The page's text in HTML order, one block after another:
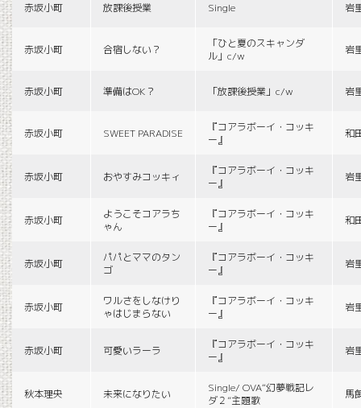
赤坂小町 放課後授業 Single 岩
赤坂小町 合宿しない？
「ひと夏のスキャンダ
ル」c/w
岩
赤坂小町 準備はOK？ 「放課後授業」c/w 岩
赤坂小町 SWEET PARADISE
『コアラボーイ・コッキ
ー』
和
赤坂小町 おやすみコッキィ
『コアラボーイ・コッキ
ー』
岩
赤坂小町
ようこそコアラち
ゃん
『コアラボーイ・コッキ
ー』
和
赤坂小町
パパとママのタン
ゴ
『コアラボーイ・コッキ
ー』
岩
赤坂小町
ワルさをしなけり
ゃはじまらない
『コアラボーイ・コッキ
ー』
岩
赤坂小町 可愛いラーラ
『コアラボーイ・コッキ
ー』
岩
秋本理央 未来になりたい
Single/ OVA“幻夢戦記レ
ダ２”主題歌
馬